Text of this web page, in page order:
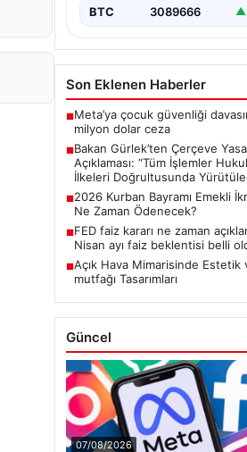
Meclis'te kabul…
BTC 3089666 ▲
Son Eklenen Haberler
■Meta’ya çocuk güvenliği
milyon dolar ceza
■Bakan Gürlek’ten Çerçeve Yasa
Açıklaması: “Tüm İşlemler
İlkeleri Doğrultusunda
■2026 Kurban Bayramı Emekli
Ne Zaman Ödenecek?
■FED faiz kararı ne zaman
Nisan ayı faiz beklentisi belli
■Açık Hava Mimarisinde Estetik
mutfağı Tasarımları
Güncel
07/08/2026